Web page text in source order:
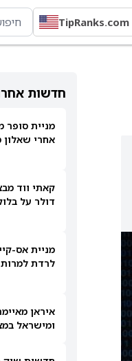
TipRanks.com
חדשות
מניית סופר
אחרי
דולר על
לרדת
איראן
ומישראל